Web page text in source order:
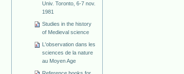
Univ. Toronto, 6-7 nov.
1981
Studies in the history
of Medieval science
L'observation dans les
sciences de la nature
au Moyen Age